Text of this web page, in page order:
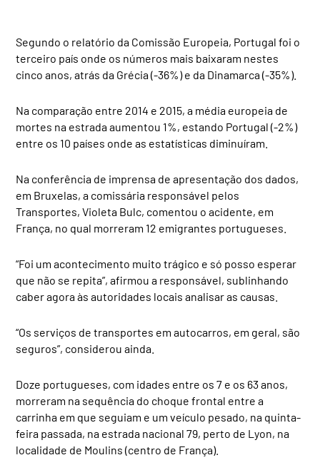
Segundo o relatório da Comissão Europeia, Portugal foi o
terceiro país onde os números mais baixaram nestes
cinco anos, atrás da Grécia (-36%) e da Dinamarca (-35%).
Na comparação entre 2014 e 2015, a média europeia de
mortes na estrada aumentou 1%, estando Portugal (-2%)
entre os 10 países onde as estatísticas diminuíram.
Na conferência de imprensa de apresentação dos dados,
em Bruxelas, a comissária responsável pelos
Transportes, Violeta Bulc, comentou o acidente, em
França, no qual morreram 12 emigrantes portugueses.
“Foi um acontecimento muito trágico e só posso esperar
que não se repita”, afirmou a responsável, sublinhando
caber agora às autoridades locais analisar as causas.
“Os serviços de transportes em autocarros, em geral, são
seguros”, considerou ainda.
Doze portugueses, com idades entre os 7 e os 63 anos,
morreram na sequência do choque frontal entre a
carrinha em que seguiam e um veículo pesado, na quinta-
feira passada, na estrada nacional 79, perto de Lyon, na
localidade de Moulins (centro de França).